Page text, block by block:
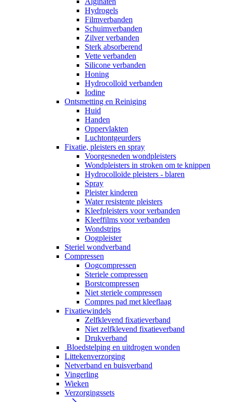
Hydrogels
Filmverbanden
Schuimverbanden
Zilver verbanden
Sterk absorberend
Vette verbanden
Silicone verbanden
Honing
Hydrocolloïd verbanden
Iodine
Ontsmetting en Reiniging
Huid
Handen
Oppervlakten
Luchtontgeurders
Fixatie, pleisters en spray
Voorgesneden wondpleisters
Wondpleisters in stroken om te knippen
Hydrocolloïde pleisters - blaren
Spray
Pleister kinderen
Water resistente pleisters
Kleefpleisters voor verbanden
Kleeffilms voor verbanden
Wondstrips
Oogpleister
Steriel wondverband
Compressen
Oogcompressen
Steriele compressen
Borstcompressen
Niet steriele compressen
Compres pad met kleeflaag
Fixatiewindels
Zelfklevend fixatieverband
Niet zelfklevend fixatieverband
Drukverband
Bloedstelping en uitdrogen wonden
Littekenverzorging
Netverband en buisverband
Vingerling
Wieken
Verzorgingssets